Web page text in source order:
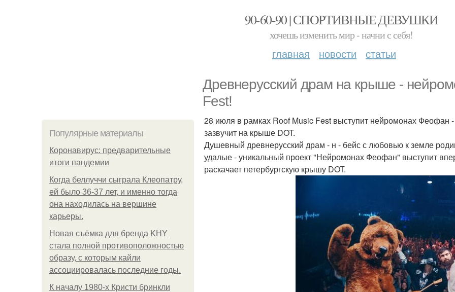
90-60-90 | СПОРТИВНЫЕ ДЕВУШКИ
хочешь изменить мир - начни с себя!
главная новости статьи
Древнерусский драм на крыше -
Fest!
Популярные материалы
Коронавирус: предварительные
итоги пандемии
Когда беллуччи сыграла Клеопатру,
ей было 36-37 лет, и именно тогда
она находилась на вершине
карьеры.
Новая съёмка для бренда KHY
стала полной противоположностью
образу, с которым кайли
ассоциировалась последние годы.
К началу 1980-х Кристи бринкли
28 июля в рамках Roof Music Fest выступит нейромонах
зазвучит на крыше DOT.
Душевный древнерусский драм - н - бейс с любовью к земле
удалые - уникальный проект "Нейромонах Феофан" выступит
раскачает петербургскую крышу DOT.